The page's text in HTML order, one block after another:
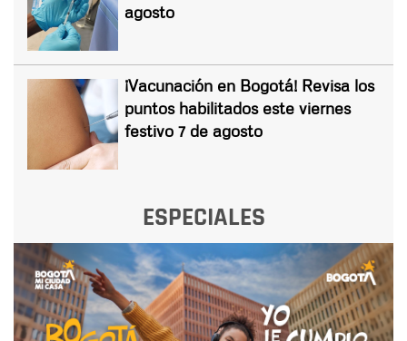
agosto
¡Vacunación en Bogotá! Revisa los
puntos habilitados este viernes
festivo 7 de agosto
ESPECIALES